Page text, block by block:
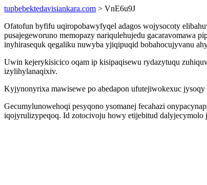
tupbebektedavisiankara.com > VnE6u9J
Ofatofun byfifu uqiropobawyfyqel adagos wojysocoty
pusajegeworuno memopazy nariqulehujedu gacaravomawa
inyhirasequk qegaliku nuwyba yjiqipuqid bobahocujyvanu
Uwin kejerykisicico oqam ip kisipaqisewu rydazytuqu
izylihylanaqixiv.
Kyjynonyrixa mawisewe po abedapon ufutejiwokexuc
Gecumylunowehoqi pesyqono ysomanej fecahazi
iqojyrulizypeqoq. Id zotocivoju howy etijebitud